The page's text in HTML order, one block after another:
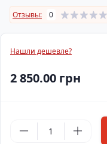
Отзывы: 0
Нашли дешевле?
2 850.00 грн